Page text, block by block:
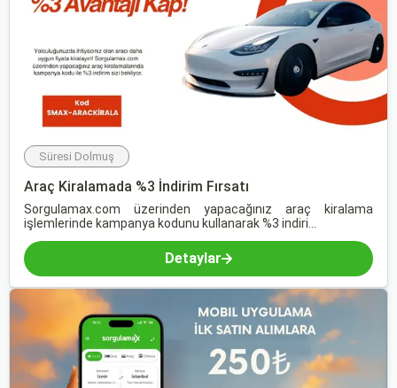
Süresi Dolmuş
Araç Kiralamada %3 İndirim Fırsatı
Sorgulamax.com üzerinden yapacağınız araç kiralama
işlemlerinde kampanya kodunu kullanarak %3 indiri...
Detaylar